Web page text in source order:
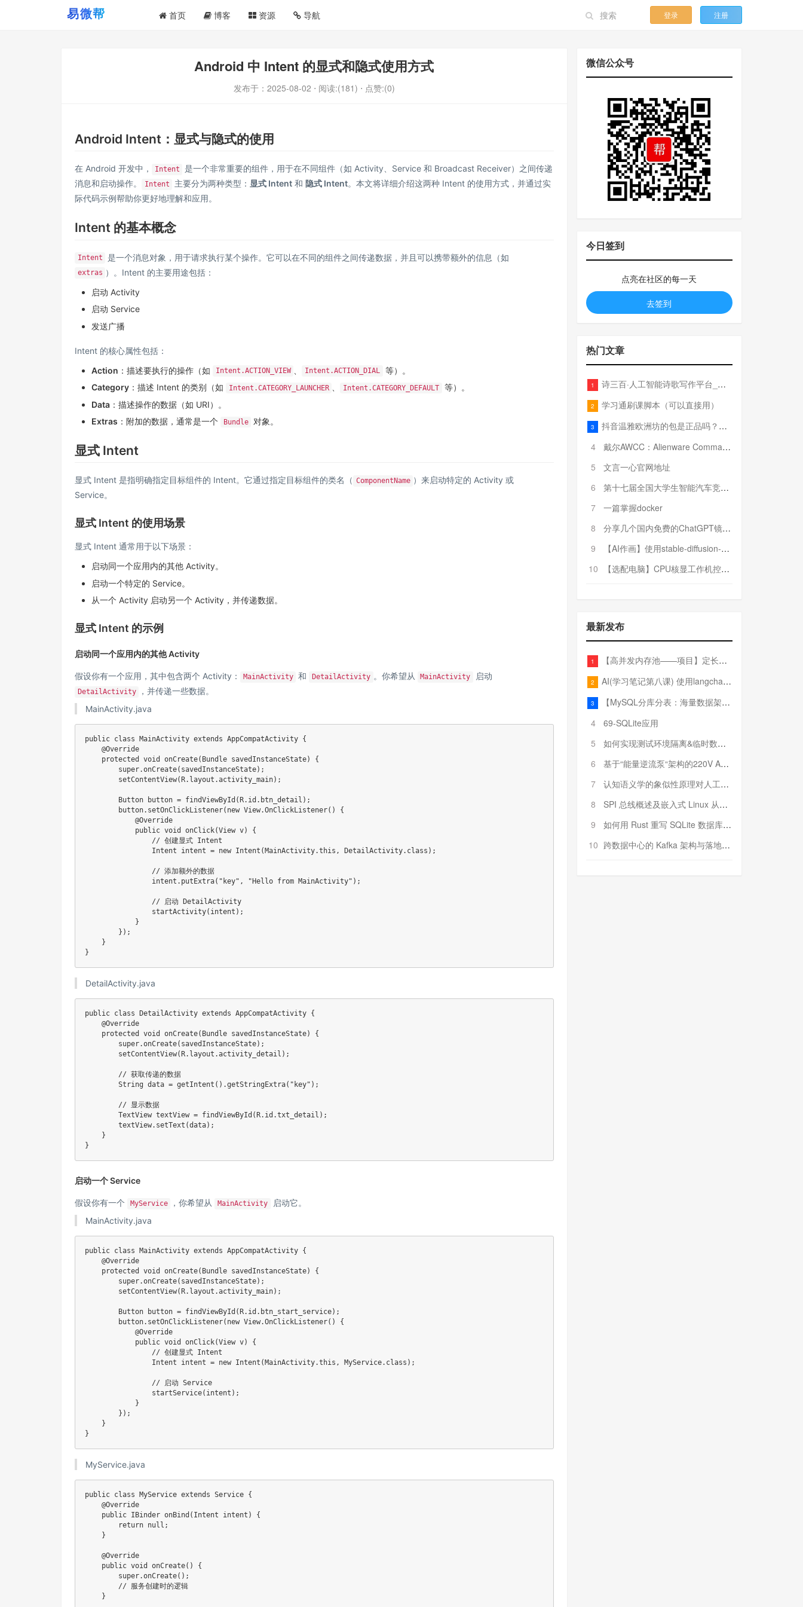
首页 博客 资源 导航 登录 注册
Android 中 Intent 的显式和隐式使用方式
发布于： 2025-08-02 ⋅ 阅读:(181) ⋅ 点赞:(0)
Android Intent：显式与隐式的使用
在 Android 开发中， Intent
是一个非常重要的组件，用于在不同组件（如 Activity、Service 和 Broadcast Receiver）之间传递
消息和启动操作。
Intent 主要分为两种类型： 显式 Intent 和隐式 Intent。本文将详细介绍这两种 Intent 的使用方式，并通过实
际代码示例帮助你更好地理解和应用。
Intent 的基本概念
Intent 是一个消息对象，用于请求执行某个操作。它可以在不同的组件之间传递数据，并且可以携带额外的信息（如
extras ）。Intent 的主要用途包括：
启动 Activity
启动 Service
发送广播
Intent 的核心属性包括：
Action ：描述要执行的操作（如 Intent.ACTION_VIEW Intent.ACTION_DIAL
等）。
Category ：描述 Intent 的类别（如 Intent.CATEGORY_LAUNCHER Intent.CATEGORY_DEFAULT
等）。
Data ：描述操作的数据（如 URI）。
Extras ：附加的数据，通常是一个 Bundle 对象。
显式 Intent
显式 Intent 是指明确指定目标组件的 Intent。它通过指定目标组件的类名（ ComponentName ）来启动特定的 Activity 或
Service。
显式 Intent 的使用场景
显式 Intent 通常用于以下场景：
启动同一个应用内的其他 Activity。
启动一个特定的 Service。
从一个 Activity 启动另一个 Activity，并传递数据。
显式 Intent 的示例
启动同一个应用内的其他 Activity
假设你有一个应用，其中包含两个 Activity： MainActivity 和 DetailActivity 。你希望从 MainActivity 启动
DetailActivity
，并传递一些数据。
MainActivity.java
public class MainActivity extends AppCompatActivity {
@Override
protected
void onCreate( Bundle savedInstanceState)
{
super.onCreate( savedInstanceState) ;
setContentView( R. layout .activity_main) ;
Button button = findViewById ( R. id . btn_detail ) ;
        button
. setOnClickListener( new View.OnClickListener( )
{
@Override
public void onClick(View v)
{
// 创建显式 Intent
Intent intent = new Intent ( MainActivity.this , DetailActivity. class ) ;
// 添加额外的数据
                intent
. putExtra( "key" , "Hello from MainActivity" ) ;
// 启动 DetailActivity
startActivity( intent ) ;
}
} ) ;
}
}
DetailActivity.java
public class DetailActivity extends AppCompatActivity {
@Override
protected
void onCreate( Bundle savedInstanceState)
{
super.onCreate( savedInstanceState) ;
setContentView( R. layout .activity_detail ) ;
// 获取传递的数据
String data = getIntent ( ) .getStringExtra( "key" ) ;
// 显示数据
TextView textView = findViewById ( R. id .txt_detail ) ;
        textView
. setText (data) ;
}
}
启动一个 Service
假设你有一个 MyService ，你希望从 MainActivity
启动它。
MainActivity.java
public class MainActivity extends AppCompatActivity {
@Override
protected
void onCreate( Bundle savedInstanceState)
{
super.onCreate( savedInstanceState) ;
setContentView( R. layout .activity_main) ;
Button button = findViewById ( R. id . btn_start_service) ;
        button
. setOnClickListener( new View.OnClickListener( )
{
@Override
public void onClick(View v)
{
// 创建显式 Intent
Intent intent = new Intent ( MainActivity.this , MyService. class ) ;
// 启动 Service
startService( intent ) ;
}
} ) ;
}
}
MyService.java
public class MyService extends Service {
@Override
public IBinder onBind ( Intent intent )
{
return null ;
}
@Override
public void onCreate( )
{
super.onCreate( ) ;
// 服务创建时的逻辑
}
微信公众号
今日签到
点亮在社区的每一天
去签到
热门文章
1 诗三百·人工智能诗歌写作平台_在线作诗机_藏头诗生成器_电脑对联_姓名作诗
2 学习通刷课脚本（可以直接用）
3
抖音温雅欧洲坊的包是正品吗？温雅卖的包为啥那么便宜？
4
戴尔AWCC：Alienware Command Center 故障排除方法，里面附有超全详解呦，快来快来，欢迎观看~
5
文言一心官网地址
6
第十七届全国大学生智能汽车竞赛全国总决赛参赛队伍奖项公告
7
一篇掌握docker
8
分享几个国内免费的ChatGPT镜像网址(亲测有效-4月25日更新)
9
【AI作画】使用stable-diffusion-webui搭建AI作画平台
10
【选配电脑】CPU核显工作机控制预算5000
最新发布
1 【高并发内存池——项目】定长内存池——开胃小菜
2 AI(学习笔记第八课) 使用langchain的embedding models
3
【MySQL分库分表：海量数据架构的终极解决方案】
4
69-SQLite应用
5
如何实现测试环境隔离&临时数据库（pytest+SQLite）
6
基于“能量逆流泵“架构的220V AC至20V DC 300W高效电源设计
7
认知语义学的象似性原理对人工智能自然语言处理深层语义分析的影响与启示
8
SPI 总线概述及嵌入式 Linux 从属 SPI 设备驱动程序开发（第二部分，实践）
9
如何用 Rust 重写 SQLite 数据库（二）:是否有市场空间？
10 跨数据中心的 Kafka 架构与落地实战